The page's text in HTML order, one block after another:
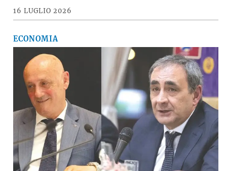
16 LUGLIO 2026
ECONOMIA